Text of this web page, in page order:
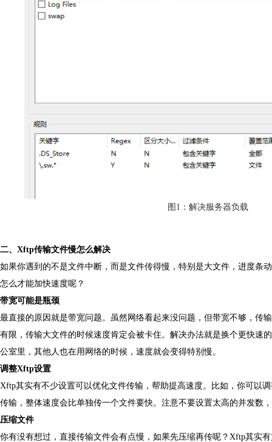
图1：解决服务器负载
二、Xftp传输文件慢怎么解决
如果你遇到的不是文件中断，而是文件传得慢，特别是大文件，进度条
怎么才能加快速度呢？
带宽可能是瓶颈
最直接的原因就是带宽问题。虽然网络看起来没问题，但带宽不够，传
有限，传输大文件的时候速度肯定会被卡住。解决办法就是换个更快速
公室里，其他人也在用网络的时候，速度就会变得特别慢。
调整Xftp设置
Xftp其实有不少设置可以优化文件传输，帮助提高速度。比如，你可以
传输，整体速度会比单独传一个文件要快。注意不要设置太高的并发数
压缩文件
你有没有想过，直接传输文件会有点慢，如果先压缩再传呢？Xftp其实